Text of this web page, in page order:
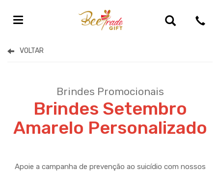
Brindes Para Datas Comemorativas
Brindes Setembro
Amarelo Personalizado
Brindes Promocionais
Apoie a campanha de prevenção ao suicídio com nossos